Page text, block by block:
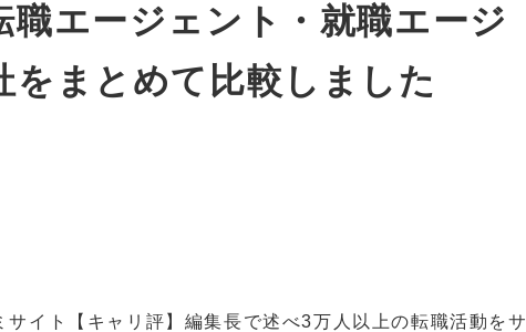
職エージェント・就職エージ
をまとめて比較しました
イト【キャリ評】編集長で述べ3万人以上の転職活動をサ